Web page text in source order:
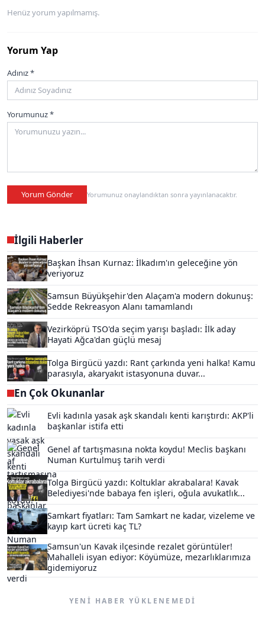
Henüz yorum yapılmamış.
Yorum Yap
Adınız *
Yorumunuz *
Yorum Gönder Yorumunuz onaylandıktan sonra yayınlanacaktır.
İlgili Haberler
Başkan İhsan Kurnaz: İlkadım'ın geleceğine yön
veriyoruz
Samsun Büyükşehir'den Alaçam'a modern dokunuş:
Sedde Rekreasyon Alanı tamamlandı
Vezirköprü TSO'da seçim yarışı başladı: İlk aday
Hayati Ağca'dan güçlü mesaj
Tolga Birgücü yazdı: Rant çarkında yeni halka! Kamu
parasıyla, akaryakıt istasyonuna duvar...
En Çok Okunanlar
Evli kadınla yasak aşk skandalı kenti karıştırdı: AKP'li
başkanlar istifa etti
Genel af tartışmasına nokta koydu! Meclis başkanı
Numan Kurtulmuş tarih verdi
Tolga Birgücü yazdı: Koltuklar akrabalara! Kavak
Belediyesi'nde babaya fen işleri, oğula avukatlık...
Samkart fiyatları: Tam Samkart ne kadar, vizeleme ve
kayıp kart ücreti kaç TL?
Samsun'un Kavak ilçesinde rezalet görüntüler!
Mahalleli isyan ediyor: Köyümüze, mezarlıklarımıza
gidemiyoruz
YENI HABER YÜKLENEMEDI